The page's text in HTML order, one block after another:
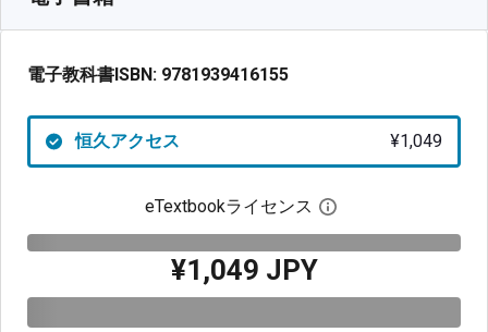
電子教科書ISBN: 9781939416155
恒久アクセス ¥1,049
eTextbookライセンス デジタルライセン
¥1,049 JPY